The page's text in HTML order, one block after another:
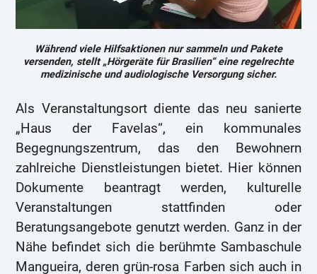
Während viele Hilfsaktionen nur sammeln und Pakete
versenden, stellt „Hörgeräte für Brasilien“ eine regelrechte
medizinische und audiologische Versorgung sicher.
Als Veranstaltungsort diente das neu sanierte
„Haus der Favelas“, ein kommunales
Begegnungszentrum, das den Bewohnern
zahlreiche Dienstleistungen bietet. Hier können
Dokumente beantragt werden, kulturelle
Veranstaltungen stattfinden oder
Beratungsangebote genutzt werden. Ganz in der
Nähe befindet sich die berühmte Sambaschule
Mangueira, deren grün-rosa Farben sich auch in